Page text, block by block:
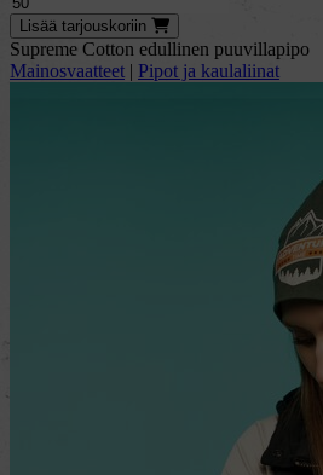
Lisää tarjous koriin
Supreme Cotton edullinen puuvillapipo
Mainosvaatteet | Pipot ja kaulaliinat